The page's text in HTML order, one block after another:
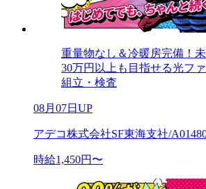
重量物なし＆冷暖房完備！
30万円以上も目指せる光フ
組立・検査
08月07日UP
アデコ株式会社SF東海支社/
時給1,450円〜